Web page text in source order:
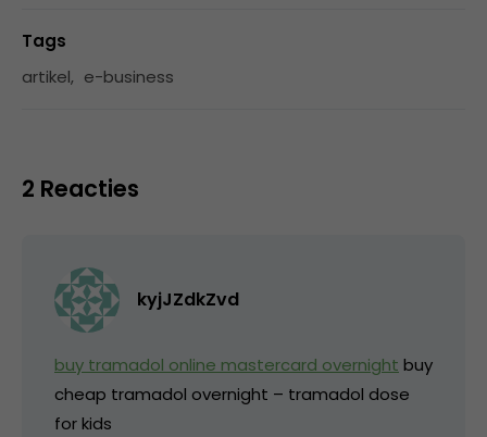
Tags
artikel, e-business
2 Reacties
kyjJZdkZvd
buy tramadol online mastercard overnight buy
cheap tramadol overnight – tramadol dose
for kids